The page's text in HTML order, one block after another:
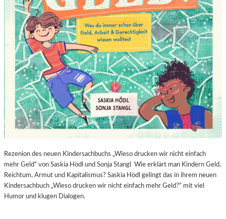
Rezenion des neuen Kindersachbuchs „Wieso drucken wir nicht einfach
mehr Geld“ von Saskia Hödl und Sonja Stangl Wie erklärt man Kindern Geld,
Reichtum, Armut und Kapitalismus? Saskia Hödl gelingt das in ihrem neuen
Kindersachbuch „Wieso drucken wir nicht einfach mehr Geld?“ mit viel
Humor und klugen Dialogen.